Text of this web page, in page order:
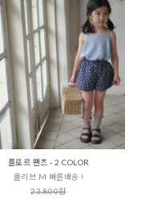
플로르 팬츠 - 2 COLOR
올리브 M 빠른배송 !
23,800원